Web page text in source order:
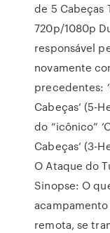
de 5 Cabeças
720p/1080p
responsável
novamente
precedentes:
Cabeças‘ (5-
do “icônico”
Cabeças‘ (3-
O Ataque do
Sinopse: O
remota, se